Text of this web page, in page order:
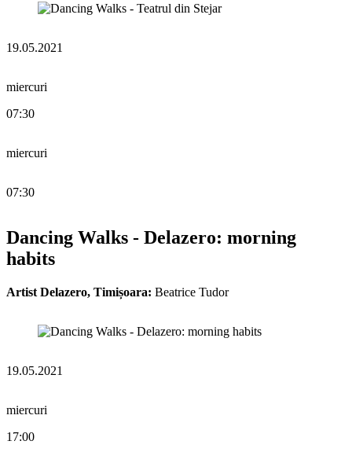
19.05.2021
miercuri
07:30
miercuri
07:30
Dancing Walks - Delazero: morning
habits
Artist Delazero, Timișoara: Beatrice Tudor
19.05.2021
miercuri
17:00